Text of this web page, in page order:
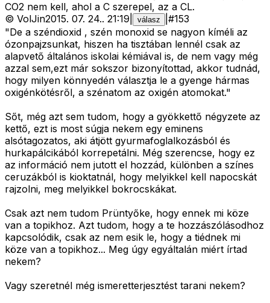
CO2 nem kell, ahol a C szerepel, az a CL.
© VolJin2015. 07. 24.. 21:19 válasz #153
"De a széndioxid , szén monoxid se nagyon kíméli az
ózonpajzsunkat, hiszen ha tisztában lennél csak az
alapvető általános iskolai kémiával is, de nem vagy még
azzal sem,ezt már sokszor bizonyítottad, akkor tudnád,
hogy milyen könnyedén választja le a gyenge hármas
oxigénkötésről, a szénatom az oxigén atomokat."
Sőt, még azt sem tudom, hogy a gyökkettő négyzete az
kettő, ezt is most súgja nekem egy eminens
alsótagozatos, aki átjött gyurmafoglalkozásból és
hurkapálcikából korrepetálni. Még szerencse, hogy ez
az információ nem jutott el hozzád, különben a színes
ceruzákból is kioktatnál, hogy melyikkel kell napocskát
rajzolni, meg melyikkel bokrocskákat.
Csak azt nem tudom Prüntyőke, hogy ennek mi köze
van a topikhoz. Azt tudom, hogy a te hozzászólásodhoz
kapcsolódik, csak az nem esik le, hogy a tiédnek mi
köze van a topikhoz... Meg úgy egyáltalán miért írtad
nekem?
Vagy szeretnél még ismeretterjesztést tarani nekem?